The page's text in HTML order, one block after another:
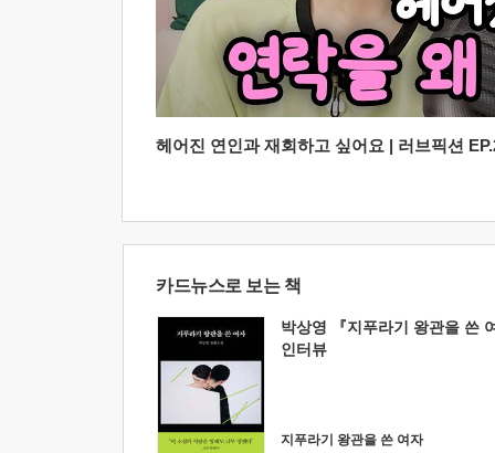
헤어진 연인과 재회하고 싶어요 | 러브픽션
카드뉴스로 보는 책
박상영 『지푸라기 왕관을 쓴
인터뷰
지푸라기 왕관을 쓴 여자